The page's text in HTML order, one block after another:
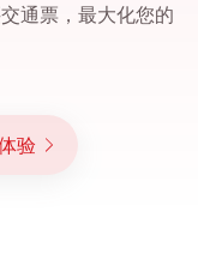
通票，最大化您的
验